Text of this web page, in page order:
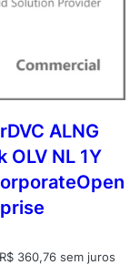
ALNG
OLV NL 1Y
R$ 360,76 sem juros